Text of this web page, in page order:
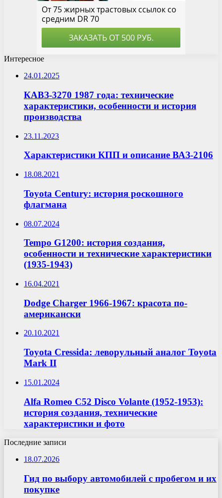
Интересное
24.01.2025
КАВЗ-3270 1987 года: технические
характеристики, особенности и история
производства
23.11.2023
Характеристики КПП и описание ВАЗ-2106
18.08.2021
Toyota Century: история роскошного
флагмана
08.07.2024
Tempo G1200: история создания,
особенности и технические характеристики
(1935-1943)
16.04.2021
Dodge Charger 1966-1967: красота по-
американски
20.10.2021
Toyota Cressida: леворульный аналог Toyota
Mark II
15.01.2024
Alfa Romeo C52 Disco Volante (1952-1953):
история создания, технические
характеристики и фото
Последние записи
18.07.2026
Гид по выбору автомобилей с пробегом и их
покупке